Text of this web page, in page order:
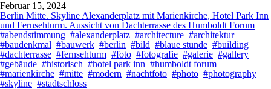
Februar 15, 2024
Berlin Mitte. Skyline Alexanderplatz mit Marienkirche, Hotel Park Inn
und Fernsehturm. Aussicht von Dachterrasse des Humboldt Forum
#abendstimmung #alexanderplatz #architecture #architektur
#baudenkmal #bauwerk #berlin #bild #blaue stunde #building
#dachterrasse #fernsehturm #foto #fotografie #galerie #gallery
#gebäude #historisch #hotel park inn #humboldt forum
#marienkirche #mitte #modern #nachtfoto #photo #photography
#skyline #stadtschloss